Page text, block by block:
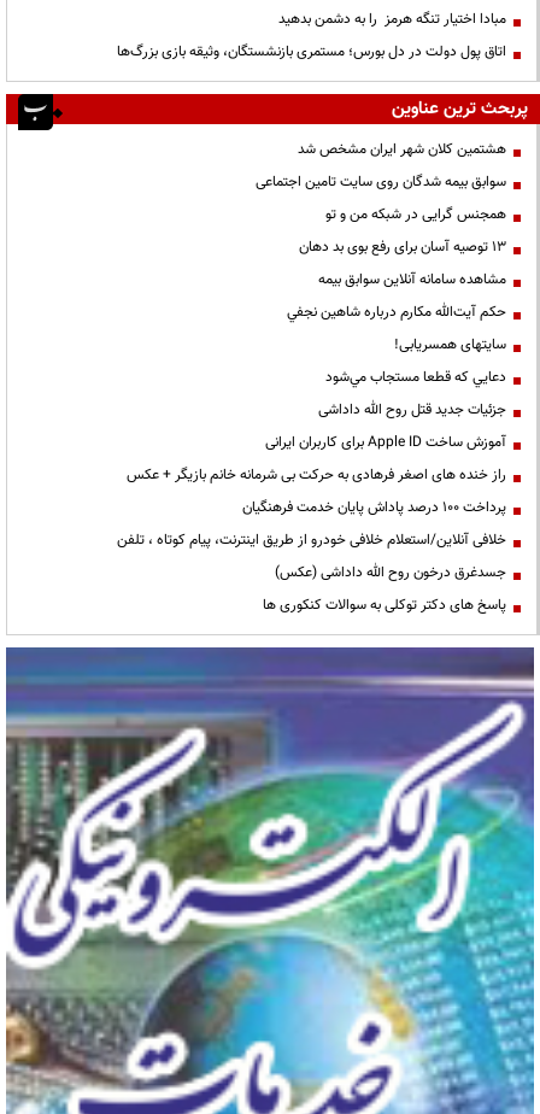
مبادا اختیار تنگه هرمز را به دشمن بدهید
اتاق پول دولت در دل بورس؛ مستمری بازنشستگان، وثیقه بازی بزرگ‌ها
پربحث ترین عناوین
هشتمین کلان شهر ایران مشخص شد
سوابق بیمه شدگان روی سایت تامین اجتماعی
همجنس گرایی در شبکه من و تو
13 توصیه آسان برای رفع بوی بد دهان
مشاهده سامانه آنلاين سوابق بیمه
حكم آيت‌الله مكارم درباره شاهين نجفي
سایتهای همسریابی!
دعايي كه قطعا مستجاب مي‌شود
جزئیات جدید قتل روح الله داداشی
آموزش ساخت Apple ID برای کاربران ایرانی
راز خنده های اصغر فرهادی به حرکت بی شرمانه خانم بازیگر + عکس
پرداخت ۱۰۰ درصد پاداش پایان خدمت فرهنگیان
خلافی آنلاین/استعلام خلافی خودرو از طریق اینترنت، پیام کوتاه ، تلفن
جسدغرق درخون روح الله داداشی (عکس)
پاسخ های دکتر توکلی به سوالات کنکوری ها